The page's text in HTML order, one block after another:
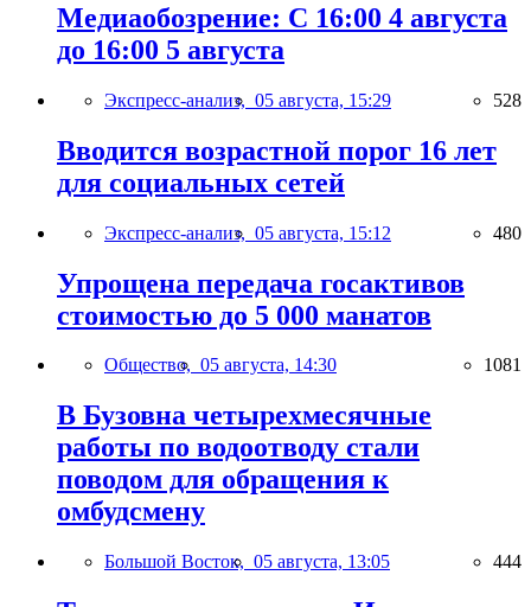
Медиаобозрение: С 16:00 4 августа
до 16:00 5 августа
Экспресс-анализ, 05 августа, 15:29 528
Вводится возрастной порог 16 лет
для социальных сетей
Экспресс-анализ, 05 августа, 15:12 480
Упрощена передача госактивов
стоимостью до 5 000 манатов
Общество, 05 августа, 14:30 1081
В Бузовна четырехмесячные
работы по водоотводу стали
поводом для обращения к
омбудсмену
Большой Восток, 05 августа, 13:05 444